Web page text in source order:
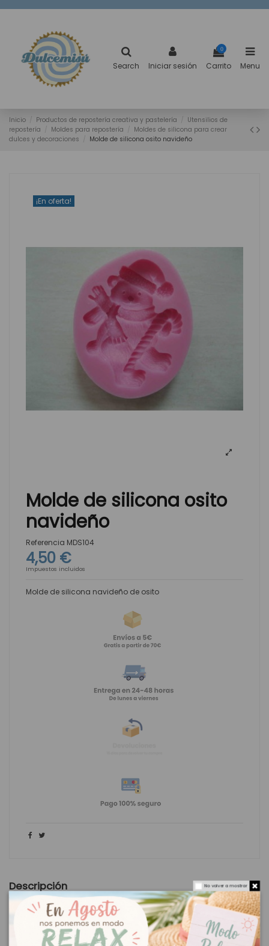
Search Iniciar sesión
0
Carrito Menu
Inicio Productos de repostería creativa y pastelería
Utensilios de
repostería
Moldes para repostería
Moldes de silicona para crear
dulces y decoraciones
Molde de silicona osito navideño
¡En oferta!
Molde de silicona osito
navideño
Referencia MDS104
4,50 €
Impuestos incluidos
Molde de silicona navideño de osito
Descripción
Molde de silicona osito navideño
Molde de silicona navideño de osito
Medida exterior: 6 cm x 7,5 cm
No volver a mostrar